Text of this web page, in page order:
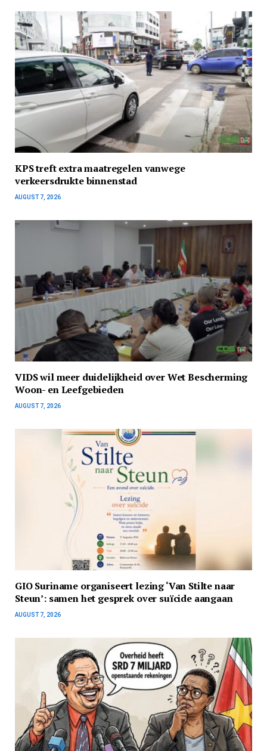
KPS treft extra maatregelen vanwege
verkeersdrukte binnenstad
AUGUST 7, 2026
VIDS wil meer duidelijkheid over Wet Bescherming
Woon- en Leefgebieden
AUGUST 7, 2026
GIO Suriname organiseert lezing ‘Van Stilte naar
Steun’: samen het gesprek over suïcide aangaan
AUGUST 7, 2026